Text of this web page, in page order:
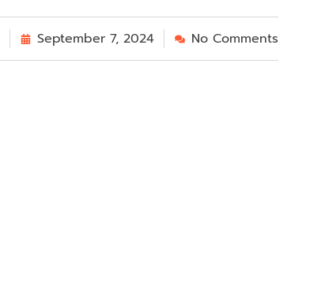
September 7, 2024 No Comments